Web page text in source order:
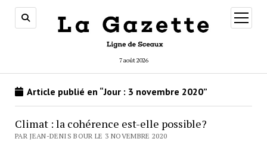
7 août 2026
ouvrir
menu
Article publié en “Jour : 3 novembre 2020”
Climat : la cohérence est-elle possible?
PAR JEAN-DENIS BOUR LE 3 NOVEMBRE 2020